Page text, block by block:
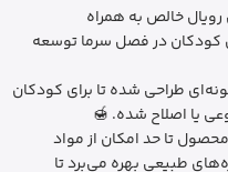
رویال خالص به همراه
کودکان در فصل سرما توسعه
طراحی شده تا برای کودکان
یا اصلاح شده. 🍯
تا حد امکان از مواد
طبیعی بهره می‌برد تا